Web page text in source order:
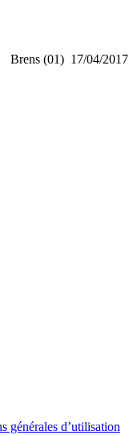
Brens (01) 17/04/2017
générales d’utilisation